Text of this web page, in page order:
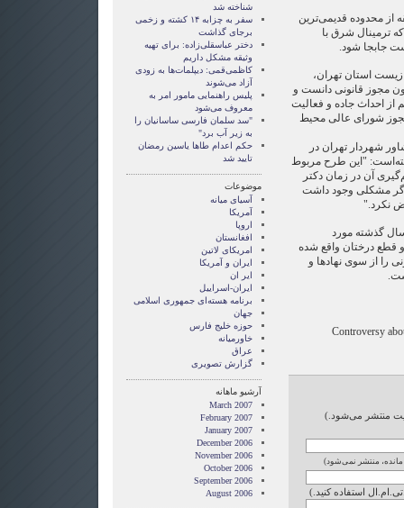
از محدوده قدیمی‌ترین
ترمینال شرق با
استان تهران،
مجوز قانونی دانست و
احداث جاده و فعالیت
شورای عالی محیط
شهردار تهران در
"این طرح مربوط
آن در زمان دکتر
مشکلی وجود داشت
نکرد."
گذشته مورد
قطع درختان واقع شده
را از سوی نهادها و
Controversy
منتشر می‌شود.)
مانده، منتشر نمی‌شود)
استفاده کنید.)
شناخته شد
سفر به چزابه ۱۴ کشته و زخمی
برجای گذاشت
دختر عباسقلی‌زاده: برای تهیه
وثیقه مشکل داریم
کاظمی‌قمی: دیپلمات‌ها به زودی
آزاد می‌شوند
پلیس راهنمایی مامور امر به
معروف می‌شود
"سد سلمان فارسی ساسانیان را
به زیر آب برد"
حکم اعدام طاها یاسین رمضان
تایید شد
موضوعات
آسيای ميانه
آمریکا
اروپا
افغانستان
امریکای لاتین
ايران و آمريکا
ایر ان
ایران-اسراییل
برنامه هسته‌ای جمهوری اسلامی
جهان
حوزه خلیج فارس
خاورمیانه
عراق
گزارش تصويری
آرشیو ماهانه
March 2007
February 2007
January 2007
December 2006
November 2006
October 2006
September 2006
August 2006